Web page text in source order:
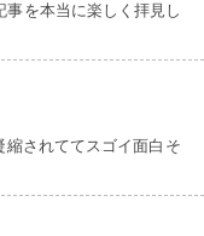
を本当に楽しく拝見し
されててスゴイ面白そ